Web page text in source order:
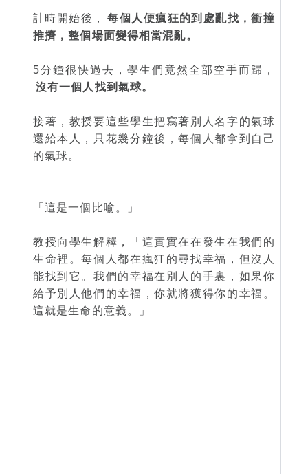
計時開始後，
每個人便瘋狂的到處亂找，衝撞
推擠，整個場面變得相當混亂。
5分鐘很快過去，學生們竟然全部空手而歸，
沒有一個人找到氣球。
接著，教授要這些學生把寫著別人名字的氣球
還給本人，只花幾分鐘後，每個人都拿到自己
的氣球。
「這是一個比喻。」
教授向學生解釋，「這實實在在發生在我們的
生命裡。每個人都在瘋狂的尋找幸福，但沒人
能找到它。我們的幸福在別人的手裏，如果你
給予別人他們的幸福，你就將獲得你的幸福。
這就是生命的意義。」